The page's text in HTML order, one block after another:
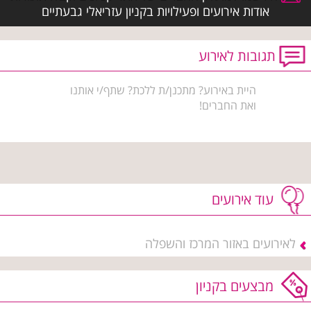
אודות אירועים ופעילויות בקניון עזריאלי גבעתיים
תגובות לאירוע
היית באירוע? מתכנן/ת ללכת? שתף/י אותנו
ואת החברים!
עוד אירועים
לאירועים באזור המרכז והשפלה
מבצעים בקניון